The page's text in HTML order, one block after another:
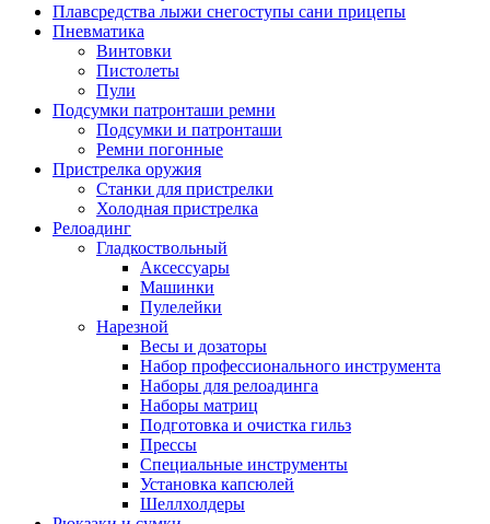
Плавсредства лыжи снегоступы сани прицепы
Пневматика
Винтовки
Пистолеты
Пули
Подсумки патронташи ремни
Подсумки и патронташи
Ремни погонные
Пристрелка оружия
Станки для пристрелки
Холодная пристрелка
Релоадинг
Гладкоствольный
Аксессуары
Машинки
Пулелейки
Нарезной
Весы и дозаторы
Набор профессионального инструмента
Наборы для релоадинга
Наборы матриц
Подготовка и очистка гильз
Прессы
Специальные инструменты
Установка капсюлей
Шеллхолдеры